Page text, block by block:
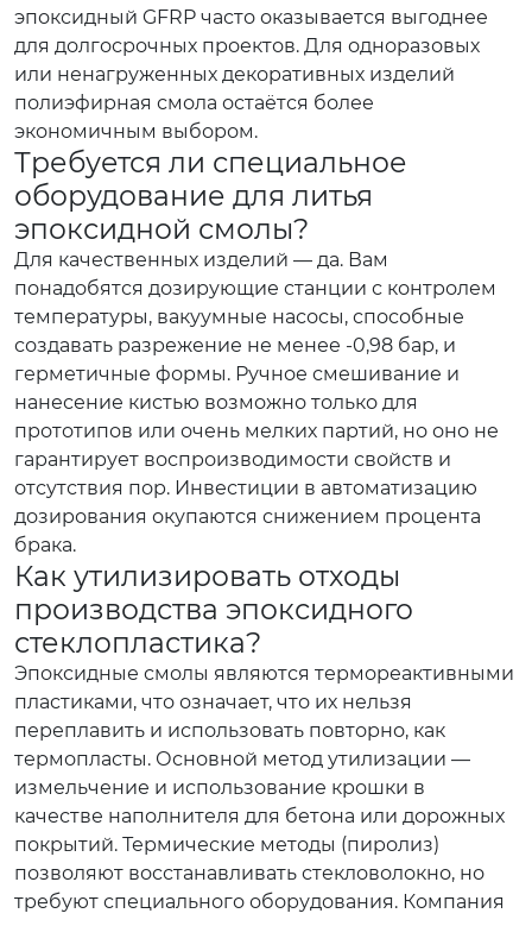
эпоксидный GFRP часто оказывается выгоднее
для долгосрочных проектов. Для одноразовых
или ненагруженных декоративных изделий
полиэфирная смола остаётся более
экономичным выбором.
Требуется ли специальное
оборудование для литья
эпоксидной смолы?
Для качественных изделий — да. Вам
понадобятся дозирующие станции с контролем
температуры, вакуумные насосы, способные
создавать разрежение не менее -0,98 бар, и
герметичные формы. Ручное смешивание и
нанесение кистью возможно только для
прототипов или очень мелких партий, но оно не
гарантирует воспроизводимости свойств и
отсутствия пор. Инвестиции в автоматизацию
дозирования окупаются снижением процента
брака.
Как утилизировать отходы
производства эпоксидного
стеклопластика?
Эпоксидные смолы являются термореактивными
пластиками, что означает, что их нельзя
переплавить и использовать повторно, как
термопласты. Основной метод утилизации —
измельчение и использование крошки в
качестве наполнителя для бетона или дорожных
покрытий. Термические методы (пиролиз)
позволяют восстанавливать стекловолокно, но
требуют специального оборудования. Компания